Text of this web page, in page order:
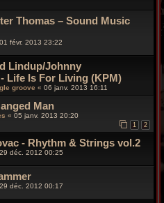
Thomas‎ – Sound Music
01 févr. 2013 23:22
Lindup/Johnny
Life Is For Living (KPM)
groove « 06 janv. 2013 16:11
Man
« 05 janv. 2013 20:20
1 2
- Rhythm & Strings vol.2
29 déc. 2012 00:25
29 déc. 2012 00:17